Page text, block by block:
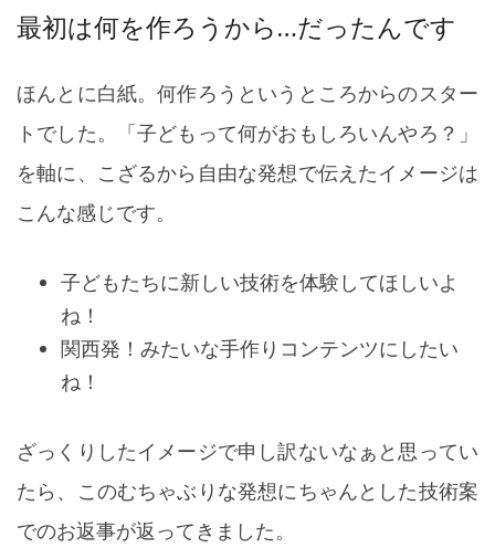
最初は何を作ろうから…だったんです
ほんとに白紙。何作ろうというところからのスター
トでした。「子どもって何がおもしろいんやろ？」
を軸に、こざるから自由な発想で伝えたイメージは
こんな感じです。
子どもたちに新しい技術を体験してほしいよ
ね！
関西発！みたいな手作りコンテンツにしたい
ね！
ざっくりしたイメージで申し訳ないなぁと思ってい
たら、このむちゃぶりな発想にちゃんとした技術案
でのお返事が返ってきました。